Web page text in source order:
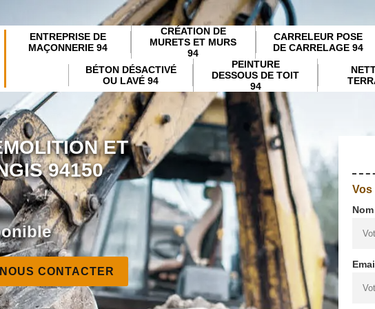
ENTREPRISE DE
MAÇONNERIE 94
CRÉATION DE
MURETS ET MURS
94
CARRELEUR POSE
DE CARRELAGE 94
BÉTON DÉSACTIVÉ
OU LAVÉ 94
PEINTURE
DESSOUS DE TOIT
94
ET
94150
NOUS CONTACTER